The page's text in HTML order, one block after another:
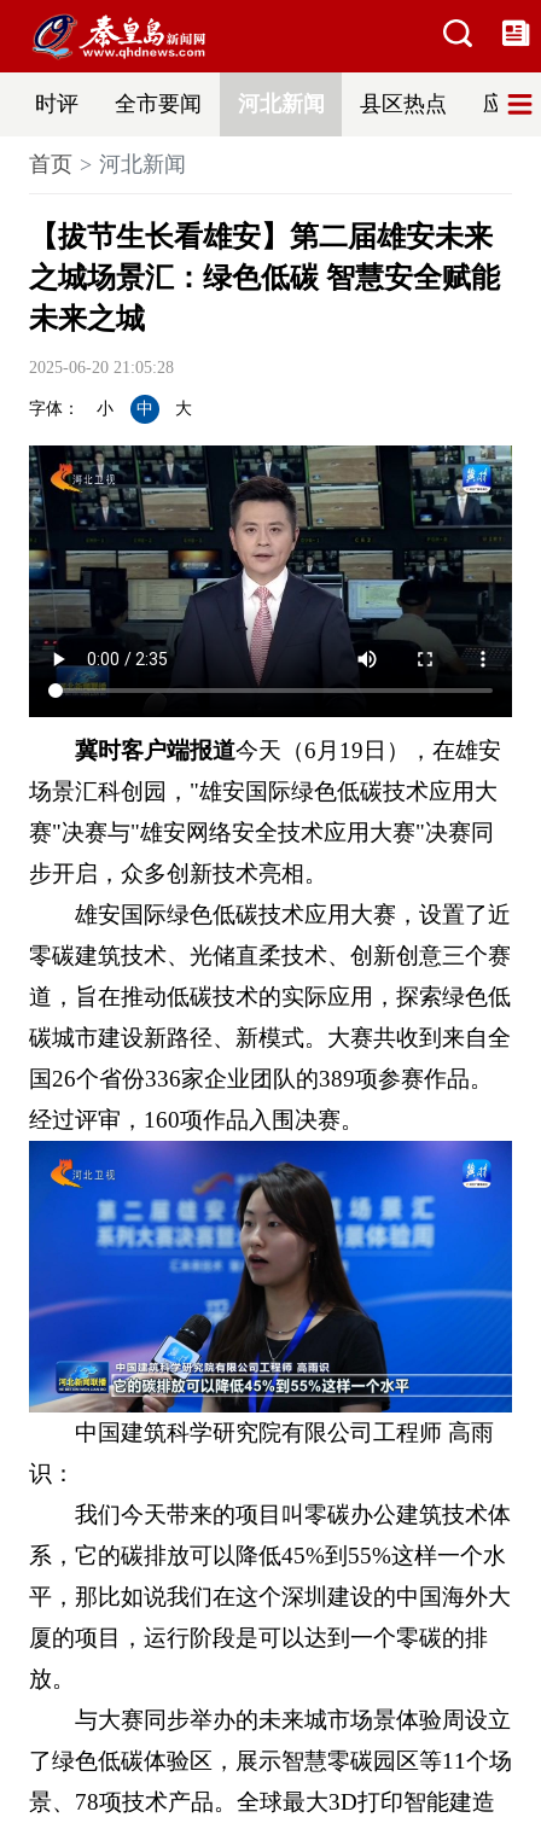
时评 全市要闻 河北新闻 县区热点 应急
首页 河北新闻
【拔节生长看雄安】第二届雄安未来
之城场景汇：绿色低碳 智慧安全赋能
未来之城
2025-06-20 21:05:28
字体： 小 中 大
冀时客户端报道今天（6月19日），在雄安
场景汇科创园，"雄安国际绿色低碳技术应用大
赛"决赛与"雄安网络安全技术应用大赛"决赛同
步开启，众多创新技术亮相。
雄安国际绿色低碳技术应用大赛，设置了近
零碳建筑技术、光储直柔技术、创新创意三个赛
道，旨在推动低碳技术的实际应用，探索绿色低
碳城市建设新路径、新模式。大赛共收到来自全
国26个省份336家企业团队的389项参赛作品。
经过评审，160项作品入围决赛。
中国建筑科学研究院有限公司工程师 高雨
识：
我们今天带来的项目叫零碳办公建筑技术体
系，它的碳排放可以降低45%到55%这样一个水
平，那比如说我们在这个深圳建设的中国海外大
厦的项目，运行阶段是可以达到一个零碳的排
放。
与大赛同步举办的未来城市场景体验周设立
了绿色低碳体验区，展示智慧零碳园区等11个场
景、78项技术产品。全球最大3D打印智能建造